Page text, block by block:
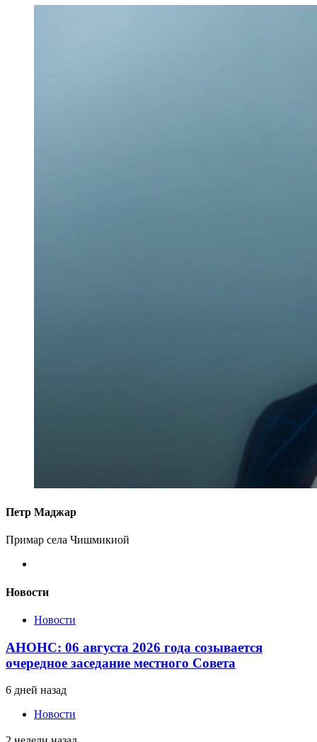
Петр Маджар
Примар села Чишмикиой
Новости
Новости
АНОНС: 06 августа 2026 года созывается
очередное заседание местного Совета
6 дней назад
Новости